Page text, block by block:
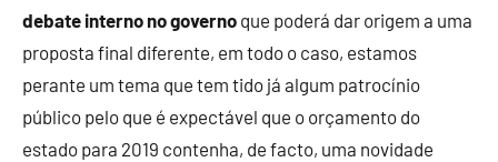
debate interno no governo que poderá dar origem a uma
proposta final diferente, em todo o caso, estamos
perante um tema que tem tido já algum patrocínio
público pelo que é expectável que o orçamento do
estado para 2019 contenha, de facto, uma novidade